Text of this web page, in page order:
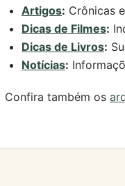
Artigos: Crônicas
Dicas de Filmes:
Dicas de Livros:
Notícias:
Confira também os